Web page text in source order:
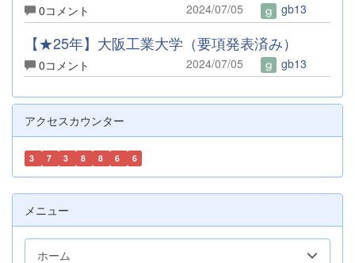
0コメント 2024/07/05 gb13
【★25年】大阪工業大学（要項発表済み）
0コメント 2024/07/05 gb13
アクセスカウンター
3 7 3 8 8 6 6
メニュー
ホーム